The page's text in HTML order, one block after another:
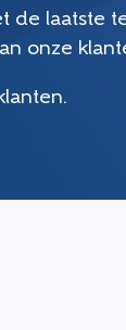
de laatste
onze